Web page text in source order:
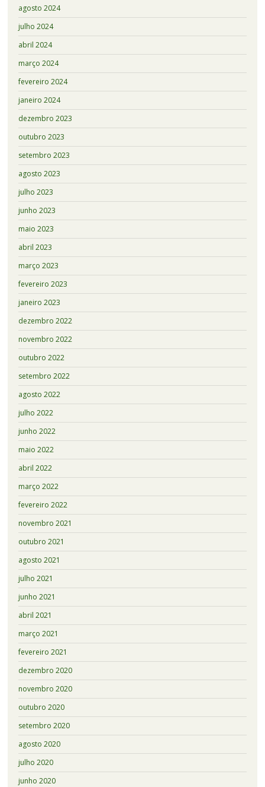
agosto 2024
julho 2024
abril 2024
março 2024
fevereiro 2024
janeiro 2024
dezembro 2023
outubro 2023
setembro 2023
agosto 2023
julho 2023
junho 2023
maio 2023
abril 2023
março 2023
fevereiro 2023
janeiro 2023
dezembro 2022
novembro 2022
outubro 2022
setembro 2022
agosto 2022
julho 2022
junho 2022
maio 2022
abril 2022
março 2022
fevereiro 2022
novembro 2021
outubro 2021
agosto 2021
julho 2021
junho 2021
abril 2021
março 2021
fevereiro 2021
dezembro 2020
novembro 2020
outubro 2020
setembro 2020
agosto 2020
julho 2020
junho 2020